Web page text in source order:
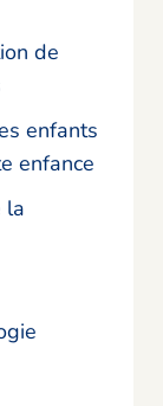
de
enfants
enfance
la